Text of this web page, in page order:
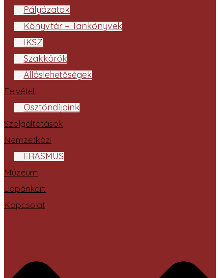
Pályázatok
Könyvtár – Tankönyvek
IKSZ
Szakkörök
Álláslehetőségek
Felvételi
Ösztöndíjaink
Szolgáltatások
Nemzetközi
ERASMUS
Múzeum
Japánkert
Kapcsolat